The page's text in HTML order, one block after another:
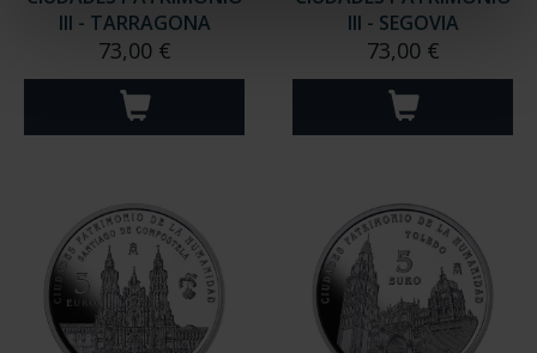
III - TARRAGONA
73,00 €
III - SEGOVIA
73,00 €